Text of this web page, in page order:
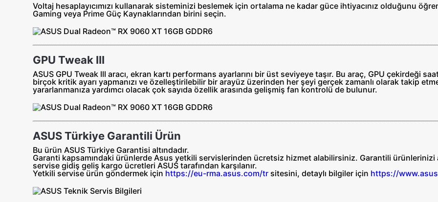
Voltaj hesaplayıcımızı kullanarak sisteminizi beslemek için ortalama ne kadar güce ihtiyacınız olduğunu
Gaming veya Prime Güç Kaynaklarından birini seçin.
GPU Tweak III
ASUS GPU Tweak III aracı, ekran kartı performans ayarlarını bir üst seviyeye taşır. Bu araç, GPU çekirdeği
birçok kritik ayarı yapmanızı ve özelleştirilebilir bir arayüz üzerinden her şeyi gerçek zamanlı olarak takip
yararlanmanıza yardımcı olacak çok sayıda özellik arasında gelişmiş fan kontrolü de bulunur.
ASUS Türkiye Garantili Ürün
Bu ürün ASUS Türkiye Garantisi altındadır.
Garanti kapsamındaki ürünlerde Asus yetkili servislerinden ücretsiz hizmet alabilirsiniz. Garantili ürünlerinizi
servise gidiş geliş kargo ücretleri ASUS tarafından karşılanır.
Yetkili servise ürün göndermek için https://eu-rma.asus.com/tr sitesini, detaylı bilgiler için https://